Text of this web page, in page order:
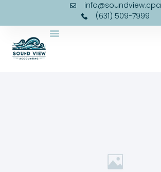
info@soundview.cpa
(631) 509-7999